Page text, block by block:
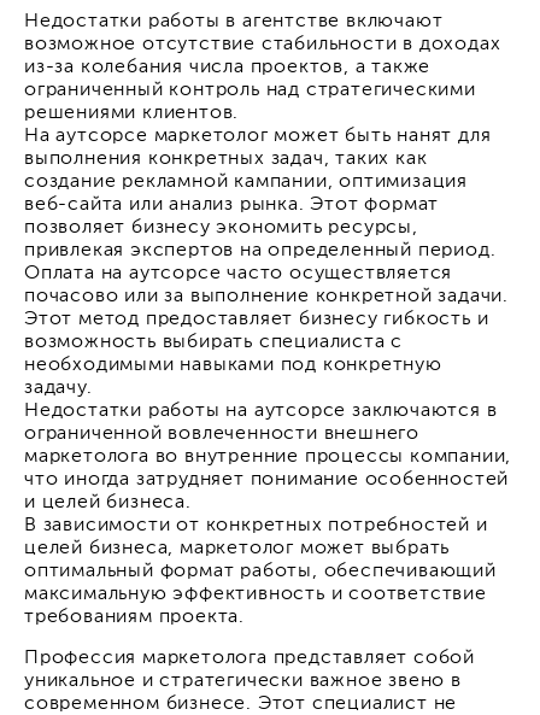
Недостатки работы в агентстве включают
возможное отсутствие стабильности в доходах
из-за колебания числа проектов, а также
ограниченный контроль над стратегическими
решениями клиентов.
На аутсорсе маркетолог может быть нанят для
выполнения конкретных задач, таких как
создание рекламной кампании, оптимизация
веб-сайта или анализ рынка. Этот формат
позволяет бизнесу экономить ресурсы,
привлекая экспертов на определенный период.
Оплата на аутсорсе часто осуществляется
почасово или за выполнение конкретной задачи.
Этот метод предоставляет бизнесу гибкость и
возможность выбирать специалиста с
необходимыми навыками под конкретную
задачу.
Недостатки работы на аутсорсе заключаются в
ограниченной вовлеченности внешнего
маркетолога во внутренние процессы компании,
что иногда затрудняет понимание особенностей
и целей бизнеса.
В зависимости от конкретных потребностей и
целей бизнеса, маркетолог может выбрать
оптимальный формат работы, обеспечивающий
максимальную эффективность и соответствие
требованиям проекта.
Профессия маркетолога представляет собой
уникальное и стратегически важное звено в
современном бизнесе. Этот специалист не